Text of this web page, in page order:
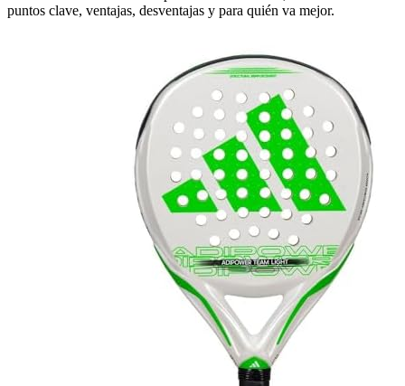
puntos clave, ventajas, desventajas y para quién va mejor.